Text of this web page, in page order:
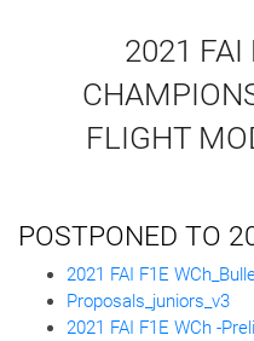
2021 FAI
FLIGHT
POSTPONED TO
2021 FAI F1E
Proposals_juniors_v3
2021 FAI F1E WCh -